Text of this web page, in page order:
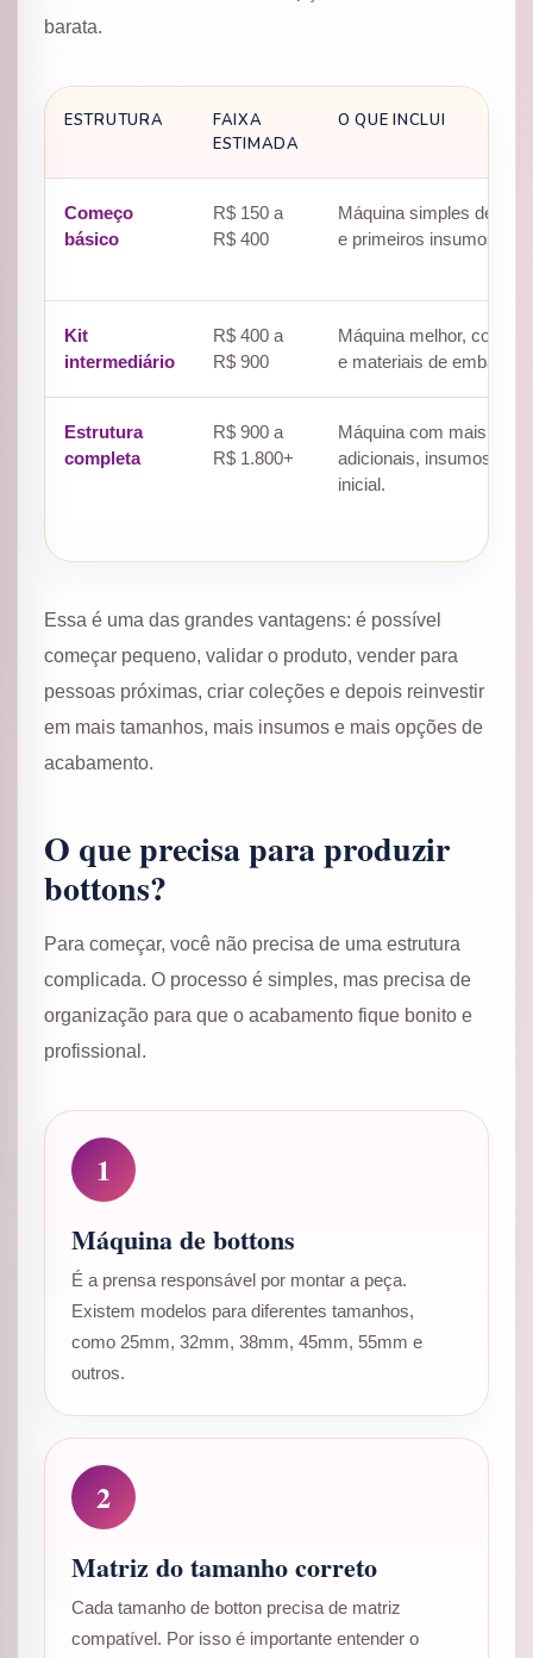
barata.
ESTRUTURA
FAIXA
ESTIMADA
O QUE INCLUI
Começo
básico
R$ 150 a
R$ 400
Máquina simples de um
e primeiros insumos.
Kit
intermediário
R$ 400 a
R$ 900
Máquina melhor,
e materiais de
Estrutura
completa
R$ 900 a
R$ 1.800+
Máquina com mais
adicionais, insumos
inicial.
Essa é uma das grandes vantagens: é possível
começar pequeno, validar o produto, vender para
pessoas próximas, criar coleções e depois reinvestir
em mais tamanhos, mais insumos e mais opções de
acabamento.
O que precisa para produzir
bottons?
Para começar, você não precisa de uma estrutura
complicada. O processo é simples, mas precisa de
organização para que o acabamento fique bonito e
profissional.
1
Máquina de bottons
É a prensa responsável por montar a peça.
Existem modelos para diferentes tamanhos,
como 25mm, 32mm, 38mm, 45mm, 55mm e
outros.
2
Matriz do tamanho correto
Cada tamanho de botton precisa de matriz
compatível. Por isso é importante entender o